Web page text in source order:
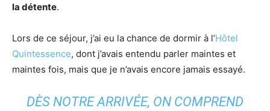
la détente.
Lors de ce séjour, j’ai eu la chance de dormir à l’Hôtel
Quintessence, dont j’avais entendu parler maintes et
maintes fois, mais que je n’avais encore jamais essayé.
DÈS NOTRE ARRIVÉE, ON COMPREND